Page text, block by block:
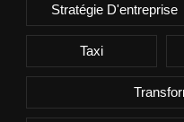
Stratégie D'entreprise
Taxi